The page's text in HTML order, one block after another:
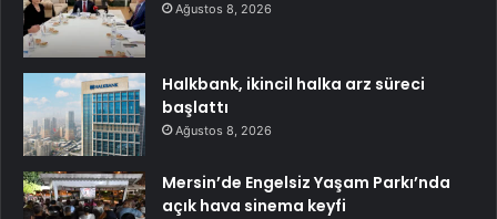
Ağustos 8, 2026
Halkbank, ikincil halka arz süreci
başlattı
Ağustos 8, 2026
Mersin’de Engelsiz Yaşam Parkı’nda
açık hava sinema keyfi